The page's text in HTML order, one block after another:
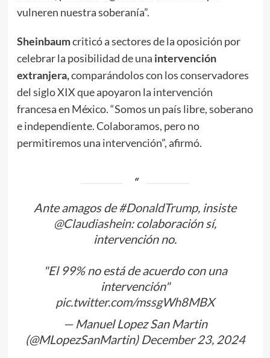
vulneren nuestra soberanía”.
Sheinbaumcriticó a sectores de la oposición por
celebrar la posibilidad de una intervención
extranjera,comparándolos con los conservadores
del siglo XIX que apoyaron la intervención
francesa en México. “Somos un país libre, soberano
e independiente. Colaboramos, pero no
permitiremos una intervención”, afirmó.
Ante amagos de#DonaldTrump, insiste
@Claudiashein: colaboración sí,
intervención no.
"El 99% no está de acuerdo con una
intervención"
pic.twitter.com/mssgWh8MBX
— Manuel Lopez San Martin
(@MLopezSanMartin) December 23, 2024